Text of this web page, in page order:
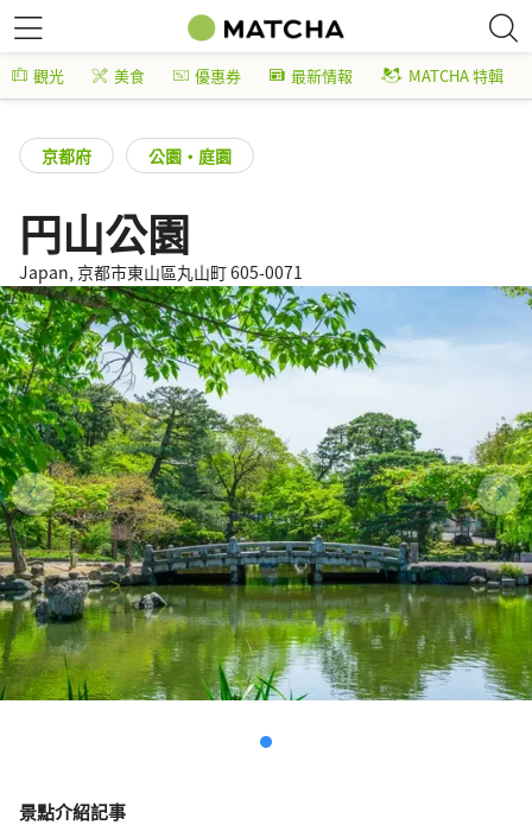
觀光 美食 優惠券 最新情報 MATCHA 特輯
京都府 公園・庭園
円山公園
Japan, 京都市東山區丸山町 605-0071
景點介紹記事